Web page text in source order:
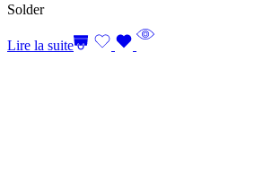
Solder
Lire la suite